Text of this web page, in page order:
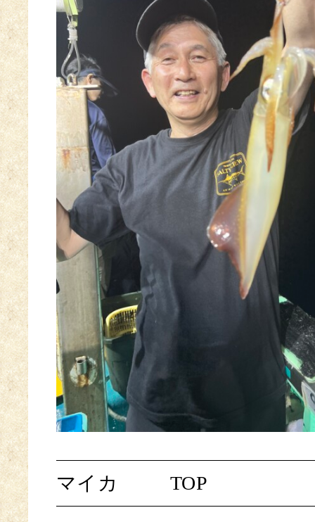
マイカ TOP